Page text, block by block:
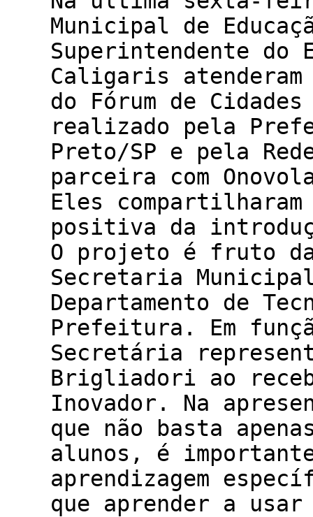
Municipal de
Superintendente do
Caligaris
do Fórum de
realizado pela
Preto/SP e pela
parceira com
Eles
positiva da
O projeto é fruto
Secretaria
Departamento de
Prefeitura. Em
Secretária
Brigliadori ao
Inovador. Na
que não basta
alunos, é
aprendizagem
que aprender a